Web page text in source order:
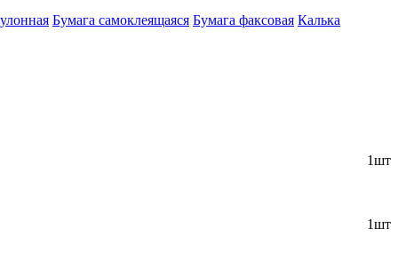
Бумага самоклеящаяся Бумага факсовая Калька
1шт
1шт